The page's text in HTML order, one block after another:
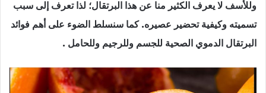
وللأسف لا يعرف الكثير منا عن هذا البرتقال؛ لذا تعرف إلى سبب
تسميته وكيفية تحضير عصيره. كما سنسلط الضوء على أهم فوائد
البرتقال الدموي الصحية للجسم وللرجيم وللحامل .